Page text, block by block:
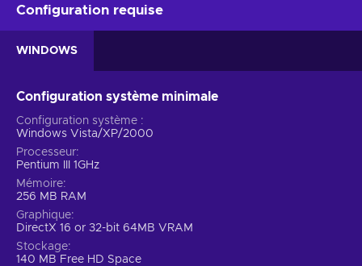
Configuration requise
WINDOWS
Configuration système minimale
Configuration système
Windows Vista/XP/2000
Processeur
Pentium III 1GHz
Mémoire
256 MB RAM
Graphique
DirectX 16 or 32-bit 64MB VRAM
Stockage
140 MB Free HD Space